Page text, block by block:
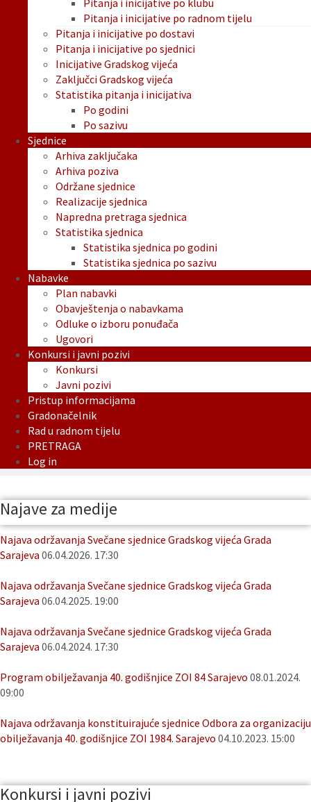
Pitanja i inicijative po klubu
Pitanja i inicijative po radnom tijelu
Pitanja i inicijative po dostavi
Pitanja i inicijative po sjednici
Inicijative Gradskog vijeća
Zaključci Gradskog vijeća
Statistika pitanja i inicijativa
Po godini
Po sazivu
Sjednice
Arhiva zaključaka
Arhiva poziva
Održane sjednice
Realizacije sjednica
Napredna pretraga sjednica
Statistika sjednica
Statistika sjednica po godini
Statistika sjednica po sazivu
Nabavke
Plan nabavki
Obavještenja o nabavkama
Odluke o izboru ponuđača
Ugovori
Konkursi i javni pozivi
Konkursi
Javni pozivi
Pristup informacijama
Gradonačelnik
Rad u radnom tijelu
PRETRAGA
Log in
Najave za medije
Najava održavanja Svečane sjednice Gradskog vijeća Grada
Sarajeva 06.04.2026. 17:30
Najava održavanja Svečane sjednice Gradskog vijeća Grada
Sarajeva 06.04.2025. 19:00
Najava održavanja Svečane sjednice Gradskog vijeća Grada
Sarajeva 06.04.2024. 17:30
Program obilježavanja 40. godišnjice ZOI 84 Sarajevo 08.01.2024.
09:00
Najava održavanja konstituirajuće sjednice Odbora za organizaciju
obilježavanja 40. godišnjice ZOI 1984. Sarajevo 04.10.2023. 15:00
Konkursi i javni pozivi